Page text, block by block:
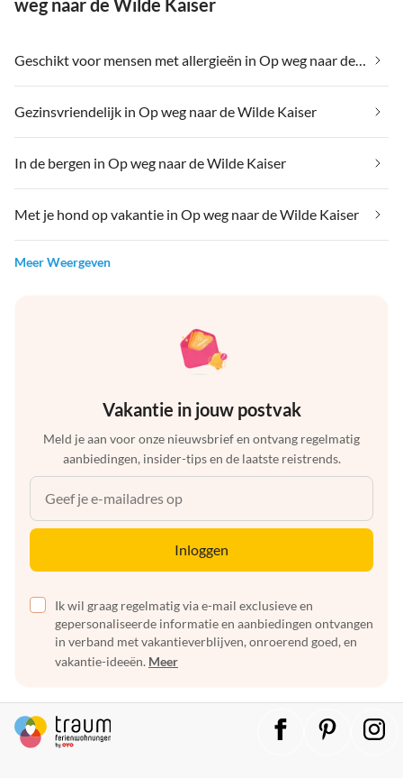
weg naar de Wilde Kaiser
Geschikt voor mensen met allergieën in Op weg naar de Wilde Kaiser
Gezinsvriendelijk in Op weg naar de Wilde Kaiser
In de bergen in Op weg naar de Wilde Kaiser
Met je hond op vakantie in Op weg naar de Wilde Kaiser
Meer Weergeven
Vakantie in jouw postvak
Meld je aan voor onze nieuwsbrief en ontvang regelmatig
aanbiedingen, insider-tips en de laatste reistrends.
Inloggen
Ik wil graag regelmatig via e-mail exclusieve en
gepersonaliseerde informatie en aanbiedingen ontvangen
in verband met vakantieverblijven, onroerend goed, en
vakantie-ideeën. Meer